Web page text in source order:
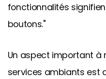
fonctionnalités
boutons."
Un aspect important à
services ambiants est